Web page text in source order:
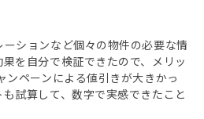
ションなど個々の物件の必要な情
を自分で検証できたので、メリッ
ンペーンによる値引きが大きかっ
試算して、数字で実感できたこと